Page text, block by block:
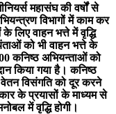
महासंघ की वर्षों से
विभागों में काम कर
वाहन भत्ते में वृद्धि
को भी वाहन भत्ते के
कनिष्ठ अभियन्ताओं को
किया गया है। कनिष्ठ
विसंगति को दूर करने
के प्रयासों के माध्यम से
में वृद्धि होगी।